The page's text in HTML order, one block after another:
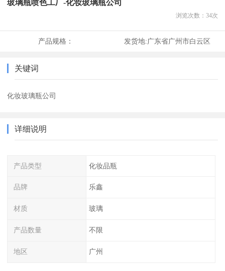
玻璃瓶喷色工厂-化妆玻璃瓶公司
浏览次数： 34次
产品规格： 发货地:广东省广州市白云区
关键词
化妆玻璃瓶公司
详细说明
产品类型 化妆品瓶
品牌 乐鑫
材质 玻璃
产品数量 不限
地区 广州